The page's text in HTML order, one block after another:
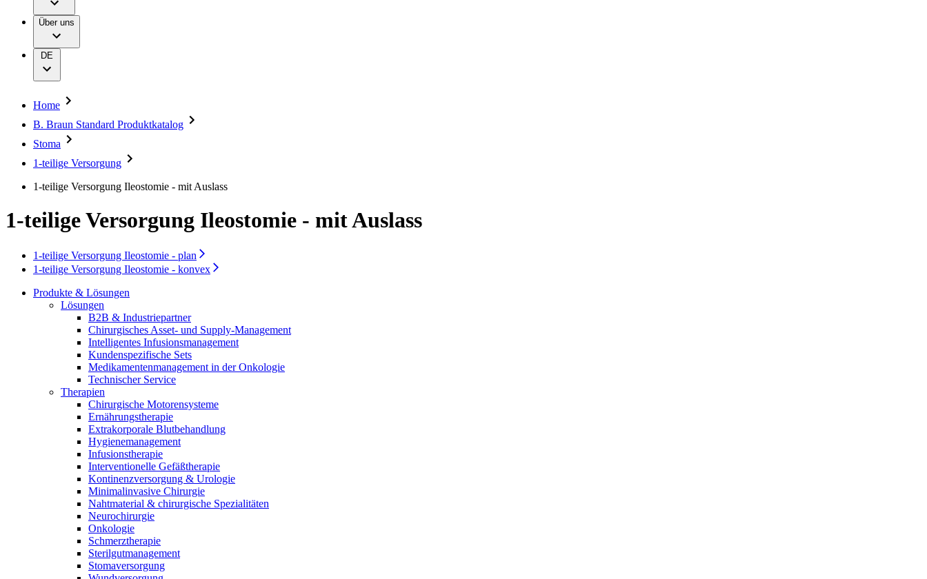
Sterilgutmanagement
Zahnmedizin
Therapien
Versorgungsbereiche
Services
Karrieremöglichkeiten
Finden Sie Ihren Job
Verantwortung
Medien
Kontakt
Über uns
DE
Home
B. Braun Standard Produktkatalog
Stoma
1-teilige Versorgung
1-teilige Versorgung Ileostomie - mit Auslass
1-teilige Versorgung Ileostomie - mit Auslass
1-teilige Versorgung Ileostomie - plan
1-teilige Versorgung Ileostomie - konvex
Produkte & Lösungen
Lösungen
B2B & Industriepartner
Chirurgisches Asset- und Supply-Management
Intelligentes Infusionsmanagement
Kundenspezifische Sets
Medikamentenmanagement in der Onkologie
Technischer Service
Therapien
Chirurgische Motorensysteme
Ernährungstherapie
Extrakorporale Blutbehandlung
Hygienemanagement
Infusionstherapie
Interventionelle Gefäßtherapie
Kontinenzversorgung & Urologie
Minimalinvasive Chirurgie
Nahtmaterial & chirurgische Spezialitäten
Neurochirurgie
Onkologie
Schmerztherapie
Sterilgutmanagement
Stomaversorgung